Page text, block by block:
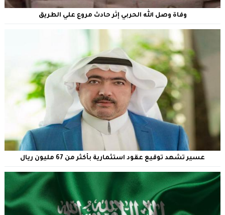
وفاة وصل الله الحربي إثر حادث مروع علي الطريق
عسير تشهد توقيع عقود استثمارية بأكثر من 67 مليون ريال